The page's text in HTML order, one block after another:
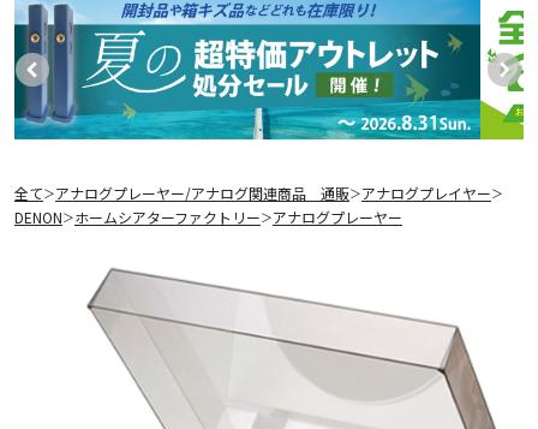
全て＞アナログプレーヤー/アナログ関連商品 通販＞アナログプレイヤー＞
DENON＞ホームシアターファクトリー＞アナログプレーヤー